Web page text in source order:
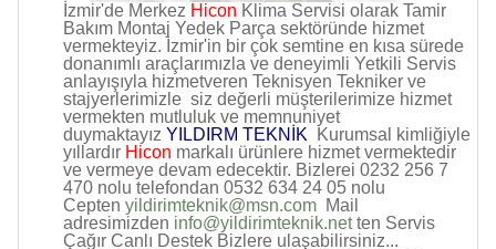
İzmir'de Merkez Hicon Klima Servisi olarak Tamir
Bakım Montaj Yedek Parça sektöründe hizmet
vermekteyiz. İzmir'in bir çok semtine en kısa sürede
donanımlı araçlarımızla ve deneyimli Yetkili Servis
anlayışıyla hizmetveren Teknisyen Tekniker ve
stajyerlerimizle siz değerli müşterilerimize hizmet
vermekten mutluluk ve memnuniyet
duymaktayız YILDIRM TEKNİK Kurumsal kimliğiyle
yıllardır Hicon markalı ürünlere hizmet vermektedir
ve vermeye devam edecektir. Bizlerei 0232 256 7
470 nolu telefondan 0532 634 24 05 nolu
Cepten yildirimteknik@msn.com Mail
adresimizden info@yildirimteknik.netten Servis
Çağır Canlı Destek Bizlere ulaşabilirsiniz...